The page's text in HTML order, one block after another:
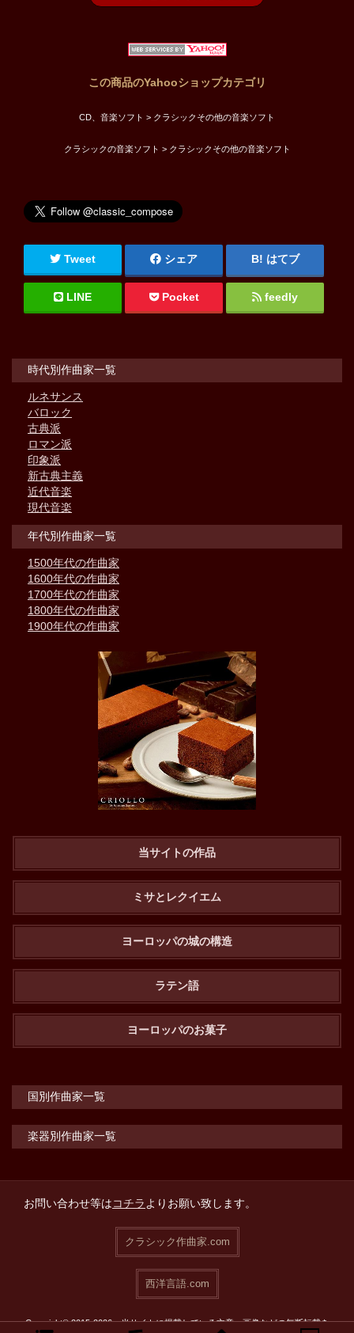
この商品のYahooショップカテゴリ
CD、音楽ソフト > クラシックその他の音楽ソフト
クラシックの音楽ソフト > クラシックその他の音楽ソフト
Tweet シェア はてブ
LINE Pocket feedly
時代別作曲家一覧
ルネサンス
バロック
古典派
ロマン派
印象派
新古典主義
近代音楽
現代音楽
年代別作曲家一覧
1500年代の作曲家
1600年代の作曲家
1700年代の作曲家
1800年代の作曲家
1900年代の作曲家
当サイトの作品
ミサとレクイエム
ヨーロッパの城の構造
ラテン語
ヨーロッパのお菓子
国別作曲家一覧
楽器別作曲家一覧
お問い合わせ等はコチラよりお願い致します。
クラシック作曲家.com
西洋言語.com
Copyright© 2015-2026 当サイトに掲載している文章・画像などの無断転載を